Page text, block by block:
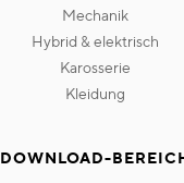
mechanik
hybrid & elektrisch
karosserie
kleidung
DOWNLOAD-